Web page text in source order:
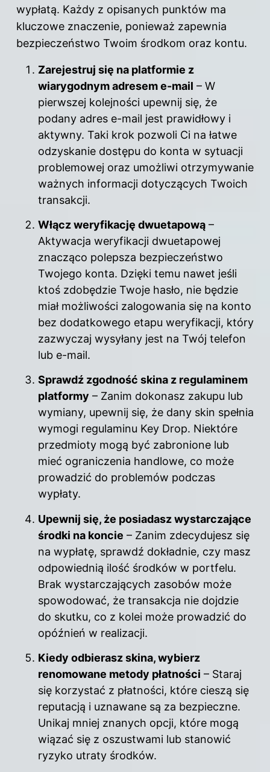
wypłatą. Każdy z opisanych punktów ma
kluczowe znaczenie, ponieważ zapewnia
bezpieczeństwo Twoim środkom oraz kontu.
Zarejestruj się na platformie z
wiarygodnym adresem e-mail – W
pierwszej kolejności upewnij się, że
podany adres e-mail jest prawidłowy i
aktywny. Taki krok pozwoli Ci na łatwe
odzyskanie dostępu do konta w sytuacji
problemowej oraz umożliwi otrzymywanie
ważnych informacji dotyczących Twoich
transakcji.
Włącz weryfikację dwuetapową –
Aktywacja weryfikacji dwuetapowej
znacząco polepsza bezpieczeństwo
Twojego konta. Dzięki temu nawet jeśli
ktoś zdobędzie Twoje hasło, nie będzie
miał możliwości zalogowania się na konto
bez dodatkowego etapu weryfikacji, który
zazwyczaj wysyłany jest na Twój telefon
lub e-mail.
Sprawdź zgodność skina z regulaminem
platformy – Zanim dokonasz zakupu lub
wymiany, upewnij się, że dany skin spełnia
wymogi regulaminu Key Drop. Niektóre
przedmioty mogą być zabronione lub
mieć ograniczenia handlowe, co może
prowadzić do problemów podczas
wypłaty.
Upewnij się, że posiadasz wystarczające
środki na koncie – Zanim zdecydujesz się
na wypłatę, sprawdź dokładnie, czy masz
odpowiednią ilość środków w portfelu.
Brak wystarczających zasobów może
spowodować, że transakcja nie dojdzie
do skutku, co z kolei może prowadzić do
opóźnień w realizacji.
Kiedy odbierasz skina, wybierz
renomowane metody płatności – Staraj
się korzystać z płatności, które cieszą się
reputacją i uznawane są za bezpieczne.
Unikaj mniej znanych opcji, które mogą
wiązać się z oszustwami lub stanowić
ryzyko utraty środków.